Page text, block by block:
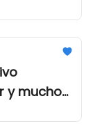
y mucho